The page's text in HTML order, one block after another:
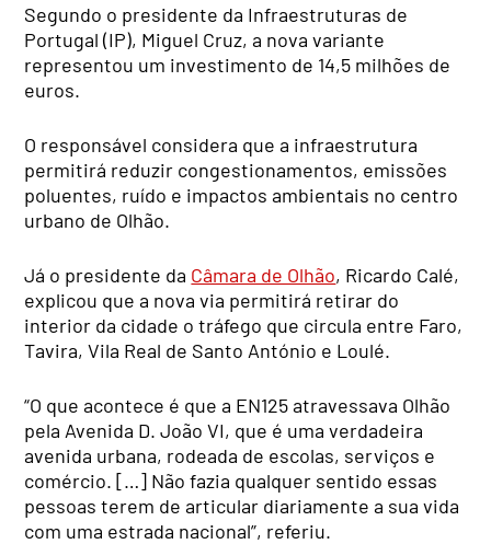
Segundo o presidente da Infraestruturas de
Portugal (IP), Miguel Cruz, a nova variante
representou um investimento de 14,5 milhões de
euros.
O responsável considera que a infraestrutura
permitirá reduzir congestionamentos, emissões
poluentes, ruído e impactos ambientais no centro
urbano de Olhão.
Já o presidente da Câmara de Olhão, Ricardo Calé,
explicou que a nova via permitirá retirar do
interior da cidade o tráfego que circula entre Faro,
Tavira, Vila Real de Santo António e Loulé.
“O que acontece é que a EN125 atravessava Olhão
pela Avenida D. João VI, que é uma verdadeira
avenida urbana, rodeada de escolas, serviços e
comércio. […] Não fazia qualquer sentido essas
pessoas terem de articular diariamente a sua vida
com uma estrada nacional”, referiu.